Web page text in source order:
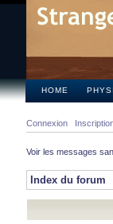
HOME
Connexion
Voir les messages
Index du forum